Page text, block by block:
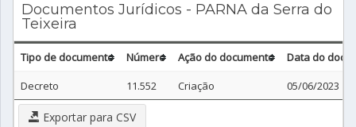
Documentos Jurídicos - PARNA da Serra do
Teixeira
Tipo de documento Número Ação do documento
Data do
Decreto
11.552 Criação 05/06/2023
Exportar para CSV